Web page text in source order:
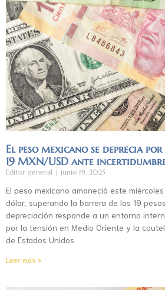
El peso mexicano se deprecia
19 MXN/USD ante
Editor general junio 19, 2025
El peso mexicano amaneció este
dólar, superando la barrera de los 19
depreciación responde a un entorno
por la tensión en Medio Oriente y la
de Estados Unidos.
Leer más »